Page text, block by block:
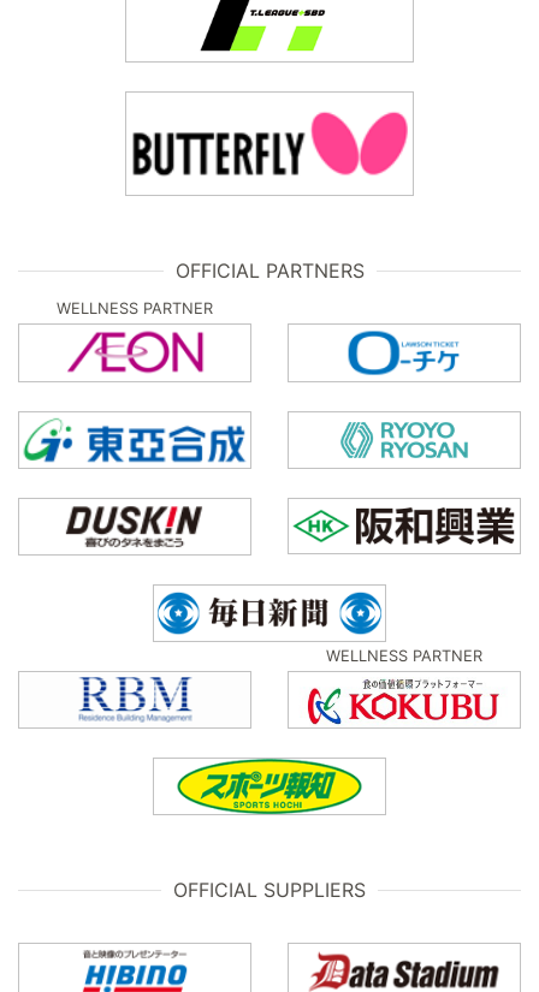
OFFICIAL PARTNERS
WELLNESS PARTNER
WELLNESS PARTNER
OFFICIAL SUPPLIERS